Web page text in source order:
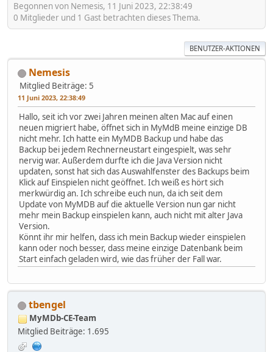
Begonnen von Nemesis, 11 Juni 2023, 22:38:49
0 Mitglieder und 1 Gast betrachten dieses Thema.
BENUTZER-AKTIONEN
Nemesis
Mitglied Beiträge: 5
11 Juni 2023, 22:38:49
Hallo, seit ich vor zwei Jahren meinen alten Mac auf einen
neuen migriert habe, öffnet sich in MyMdB meine einzige DB
nicht mehr. Ich hatte ein MyMDB Backup und habe das
Backup bei jedem Rechnerneustart eingespielt, was sehr
nervig war. Außerdem durfte ich die Java Version nicht
updaten, sonst hat sich das Auswahlfenster des Backups beim
Klick auf Einspielen nicht geöffnet. Ich weiß es hört sich
merkwürdig an. Ich schreibe euch nun, da ich seit dem
Update von MyMDB auf die aktuelle Version nun gar nicht
mehr mein Backup einspielen kann, auch nicht mit alter Java
Version.
Könnt ihr mir helfen, dass ich mein Backup wieder einspielen
kann oder noch besser, dass meine einzige Datenbank beim
Start einfach geladen wird, wie das früher der Fall war.
tbengel
MyMDb-CE-Team
Mitglied Beiträge: 1.695